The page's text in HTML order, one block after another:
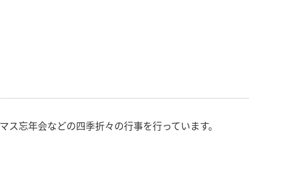
忘年会などの四季折々の行事を行っています。